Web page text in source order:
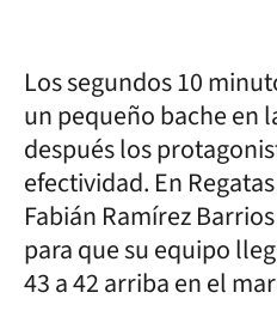
Los segundos 10
un pequeño bache en
después los
efectividad. En
Fabián Ramírez
para que su equipo
43 a 42 arriba en el